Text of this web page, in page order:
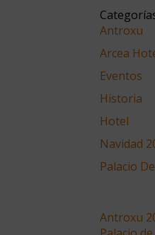
Antroxu
Arcea
Eventos
Historia
Hotel
Navidad
Palacio
Antroxu